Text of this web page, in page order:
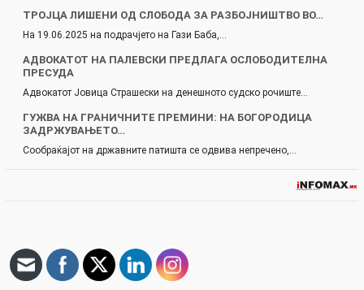
ТРОЈЦА ЛИШЕНИ ОД СЛОБОДА ЗА РАЗБОЈНИШТВО ВО…
На 19.06.2025 на подрачјето на Гази Баба,…
АДВОКАТОТ НА ПАЛЕВСКИ ПРЕДЛАГА ОСЛОБОДИТЕЛНА
ПРЕСУДА
Адвокатот Јовица Страшески на денешното судско рочиште…
ГУЖВА НА ГРАНИЧНИТЕ ПРЕМИНИ: НА БОГОРОДИЦА
ЗАДРЖУВАЊЕТО…
Сообраќајот на државните патишта се одвива непречено,…